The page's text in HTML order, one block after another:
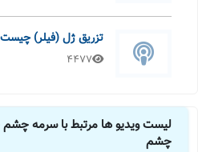
تزریق ژل (فیلر) چیست
4477
لیست ویدیو ها مرتبط با سرمه
چشم